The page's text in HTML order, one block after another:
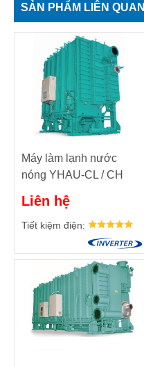
SẢN PHẨM LIÊN QUAN
Máy làm lạnh nước
nóng YHAU-CL / CH
nước nóng nhiệt độ thấp
sử dụng nước khử ion
làm chất làm lạnh.
Liên hệ
Tiết kiệm điện: